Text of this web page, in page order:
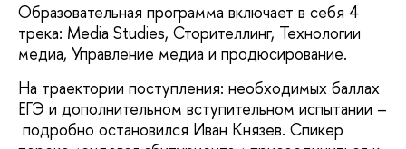
Образовательная программа включает в себя 4
трека: Media Studies, Сторителлинг, Технологии
медиа, Управление медиа и продюсирование.
На траектории поступления: необходимых баллах
ЕГЭ и дополнительном вступительном испытании –
подробно остановился Иван Князев. Спикер